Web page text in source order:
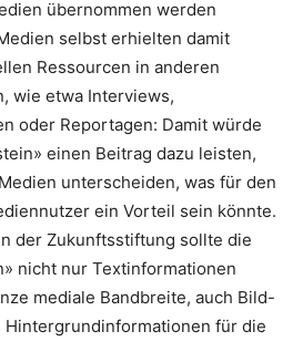
übernommen werden
selbst erhielten damit
Ressourcen in anderen
wie etwa Interviews,
oder Reportagen: Damit würde
einen Beitrag dazu leisten,
unterscheiden, was für den
ein Vorteil sein könnte.
der Zukunftsstiftung sollte die
nicht nur Textinformationen
mediale Bandbreite, auch Bild-
Hintergrundinformationen für die